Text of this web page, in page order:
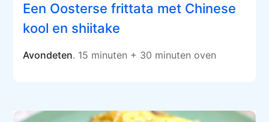
Een Oosterse frittata met Chinese
kool en shiitake
Avondeten. 15 minuten + 30 minuten oven